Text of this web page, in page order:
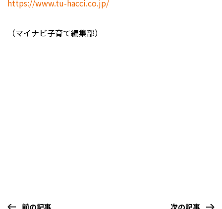
https://www.tu-hacci.co.jp/
（マイナビ子育て編集部）
前の記事 次の記事